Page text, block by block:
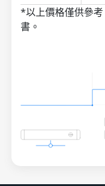
*以上價格僅供參
書。